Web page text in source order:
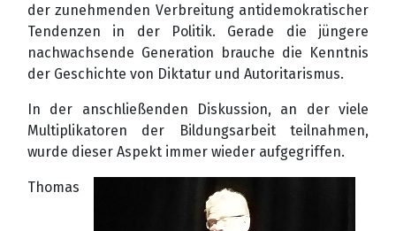
der zunehmenden Verbreitung antidemokratischer
Tendenzen in der Politik. Gerade die jüngere
nachwachsende Generation brauche die Kenntnis
der Geschichte von Diktatur und Autoritarismus.
In der anschließenden Diskussion, an der viele
Multiplikatoren der Bildungsarbeit teilnahmen,
wurde dieser Aspekt immer wieder aufgegriffen.
Thomas